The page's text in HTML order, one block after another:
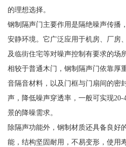
的理想选择。
钢制隔声门主要作用是隔绝噪声传播
安静环境。它广泛应用于机房、厂房
及临街住宅等对噪声控制有要求的场所
相较于普通木门，钢制隔声门依靠厚
音隔音材料，以及门框与门扇间的密
声，降低噪声穿透率，一般可实现
景的降噪需求。
除隔声功能外，钢制材质还具备良好
能，结构坚固耐用，不易变形，使用